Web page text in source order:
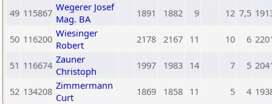
49 115867 Wegerer Josef
Mag. BA
1891 1882 9 12 7,5
50 116200 Wiesinger
Robert
2178 2167 11 10 6
51 116674 Zauner
Christoph
1997 1983 14 7 5
52 134208 Zimmermann
Curt
1869 1858 11 5 4